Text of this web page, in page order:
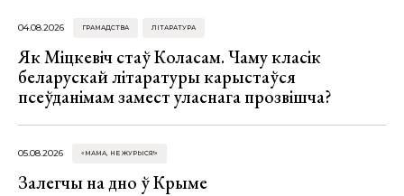
04.08.2026 ГРАМАДСТВА ЛІТАРАТУРА
Як Міцкевіч стаў Коласам. Чаму класік
беларускай літаратуры карыстаўся
псеўданімам замест уласнага прозвішча?
05.08.2026 «МАМА, НЕ ЖУРЫСЯ!»
Залегчы на дно ў Крыме